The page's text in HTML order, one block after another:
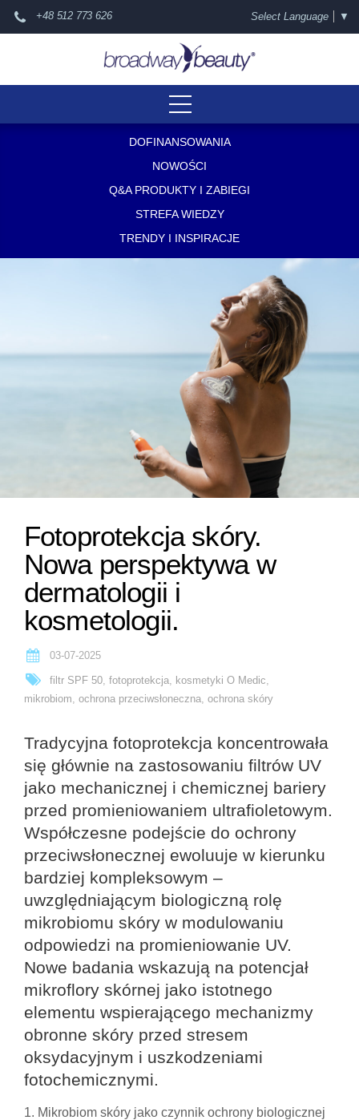
+48 512 773 626 Select Language ▼
DOFINANSOWANIA
NOWOŚCI
Q&A PRODUKTY I ZABIEGI
STREFA WIEDZY
TRENDY I INSPIRACJE
Fotoprotekcja skóry.
Nowa perspektywa w
dermatologii i
kosmetologii.
03-07-2025
filtr SPF 50, fotoprotekcja, kosmetyki O Medic
mikrobiom ochrona przeciwsłoneczna ochrona skóry
Tradycyjna fotoprotekcja koncentrowała
się głównie na zastosowaniu filtrów UV
jako mechanicznej i chemicznej bariery
przed promieniowaniem ultrafioletowym.
Współczesne podejście do ochrony
przeciwsłonecznej ewoluuje w kierunku
bardziej kompleksowym –
uwzględniającym biologiczną rolę
mikrobiomu skóry w modulowaniu
odpowiedzi na promieniowanie UV.
Nowe badania wskazują na potencjał
mikroflory skórnej jako istotnego
elementu wspierającego mechanizmy
obronne skóry przed stresem
oksydacyjnym i uszkodzeniami
fotochemicznymi.
1. Mikrobiom skóry jako czynnik ochrony biologicznej